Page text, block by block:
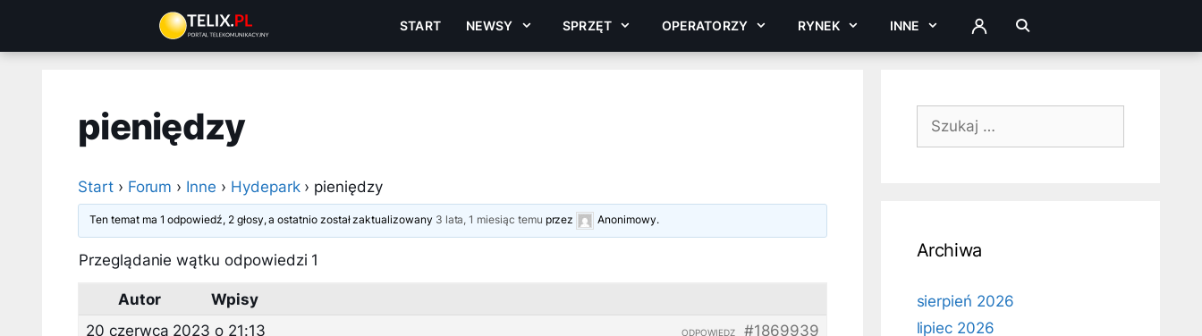
treści
START NEWSY SPRZĘT OPERATORZY RYNEK INNE ZALOGUJ
pieniędzy
Start › Forum › Inne › Hydepark › pieniędzy
Ten temat ma 1 odpowiedź, 2 głosy, a ostatnio został zaktualizowany 3 lata, 1 miesiąc temu przez Anonimowy.
Przeglądanie wątku odpowiedzi 1
Autor
Wpisy
20 czerwca 2023 o 21:13
#1869939
ODPOWIEDZ
Szukaj:
Archiwa
sierpień 2026
lipiec 2026